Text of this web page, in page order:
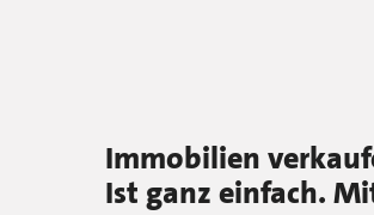
Immobilien
Ist ganz einfach.